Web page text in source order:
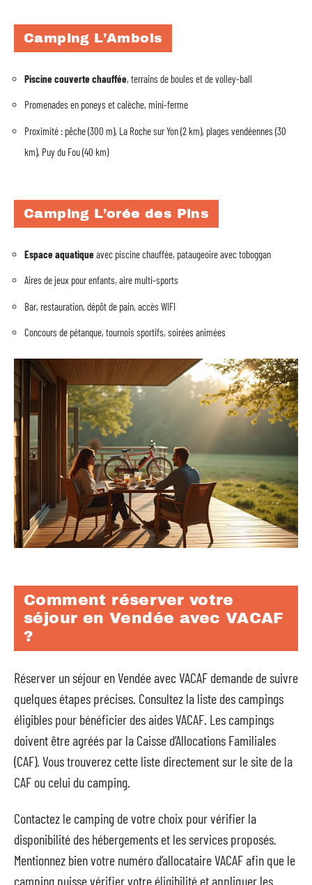
Camping L’Ambois
Piscine couverte chauffée, terrains de boules et de volley-ball
Promenades en poneys et calèche, mini-ferme
Proximité : pêche (300 m), La Roche sur Yon (2 km), plages vendéennes (30
km), Puy du Fou (40 km)
Camping L’orée des Pins
Espace aquatiqueavec piscine chauffée, pataugeoire avec toboggan
Aires de jeux pour enfants, aire multi-sports
Bar, restauration, dépôt de pain, accès WIFI
Concours de pétanque, tournois sportifs, soirées animées
Comment réserver votre
séjour en Vendée avec VACAF
?
Réserver un séjour en Vendée avec VACAF demande de suivre
quelques étapes précises. Consultez la liste des campings
éligibles pour bénéficier des aides VACAF. Les campings
doivent être agréés par la Caisse d’Allocations Familiales
(CAF). Vous trouverez cette liste directement sur le site de la
CAF ou celui du camping.
Contactez le camping de votre choix pour vérifier la
disponibilité des hébergements et les services proposés.
Mentionnez bien votre numéro d’allocataire VACAF afin que le
camping puisse vérifier votre éligibilité et appliquer les